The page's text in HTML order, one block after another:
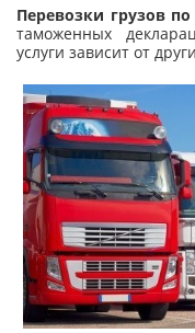
Перевозки грузов
таможенных
услуги зависит от